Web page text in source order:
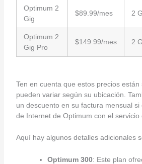
Optimum 2
Gig
$89.99/mes 2
Optimum 2
Gig Pro
$149.99/mes 2
Ten en cuenta que estos precios
pueden variar según su ubicación.
un descuento en su factura mensual si
de Internet de Optimum con el servicio
Aquí hay algunos detalles adicionales
Optimum 300: Este plan